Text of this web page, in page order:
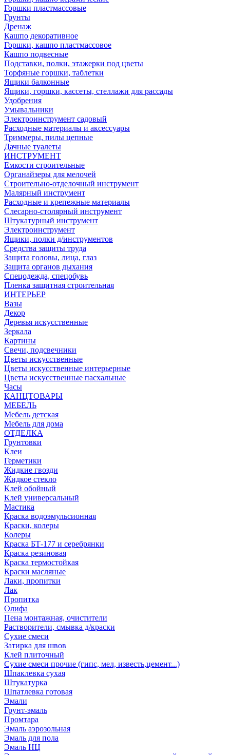
Горшки пластмассовые
Грунты
Дренаж
Кашпо декоративное
Горшки, кашпо пластмассовое
Кашпо подвесные
Подставки, полки, этажерки под цветы
Торфяные горшки, таблетки
Ящики балконные
Ящики, горшки, кассеты, стеллажи для рассады
Удобрения
Умывальники
Электроинструмент садовый
Расходные материалы и аксессуары
Триммеры, пилы цепные
Дачные туалеты
ИНСТРУМЕНТ
Емкости строительные
Органайзеры для мелочей
Строительно-отделочный инструмент
Малярный инструмент
Расходные и крепежные материалы
Слесарно-столярный инструмент
Штукатурный инструмент
Электроинструмент
Ящики, полки д/инструментов
Средства защиты труда
Защита головы, лица, глаз
Защита органов дыхания
Спецодежда, спецобувь
Пленка защитная строительная
ИНТЕРЬЕР
Вазы
Декор
Деревья искусственные
Зеркала
Картины
Свечи, подсвечники
Цветы искусственные
Цветы искусственные интерьерные
Цветы искусственные пасхальные
Часы
КАНЦТОВАРЫ
МЕБЕЛЬ
Мебель детская
Мебель для дома
ОТДЕЛКА
Грунтовки
Клеи
Герметики
Жидкие гвозди
Жидкое стекло
Клей обойный
Клей универсальный
Мастика
Краска водоэмульсионная
Краски, колеры
Колеры
Краска БТ-177 и серебрянки
Краска резиновая
Краска термостойкая
Краски масляные
Лаки, пропитки
Лак
Пропитка
Олифа
Пена монтажная, очистители
Растворители, смывка д/краски
Сухие смеси
Затирка для швов
Клей плиточный
Сухие смеси прочие (гипс, мел, известь,цемент...)
Шпаклевка сухая
Штукатурка
Шпатлевка готовая
Эмали
Грунт-эмаль
Промтара
Эмаль аэрозольная
Эмаль для пола
Эмаль НЦ